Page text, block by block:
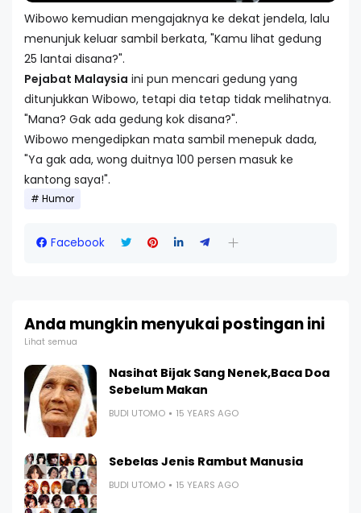
Wibowo kemudian mengajaknya ke dekat jendela, lalu
menunjuk keluar sambil berkata, "Kamu lihat gedung
25 lantai disana?".
Pejabat Malaysia ini pun mencari gedung yang
ditunjukkan Wibowo, tetapi dia tetap tidak melihatnya.
"Mana? Gak ada gedung kok disana?".
Wibowo mengedipkan mata sambil menepuk dada,
"Ya gak ada, wong duitnya 100 persen masuk ke
kantong saya!".
Humor
Facebook
Anda mungkin menyukai postingan ini
Lihat semua
Nasihat Bijak Sang Nenek,Baca Doa
Sebelum Makan
BUDI UTOMO 15 YEARS AGO
Sebelas Jenis Rambut Manusia
BUDI UTOMO 15 YEARS AGO